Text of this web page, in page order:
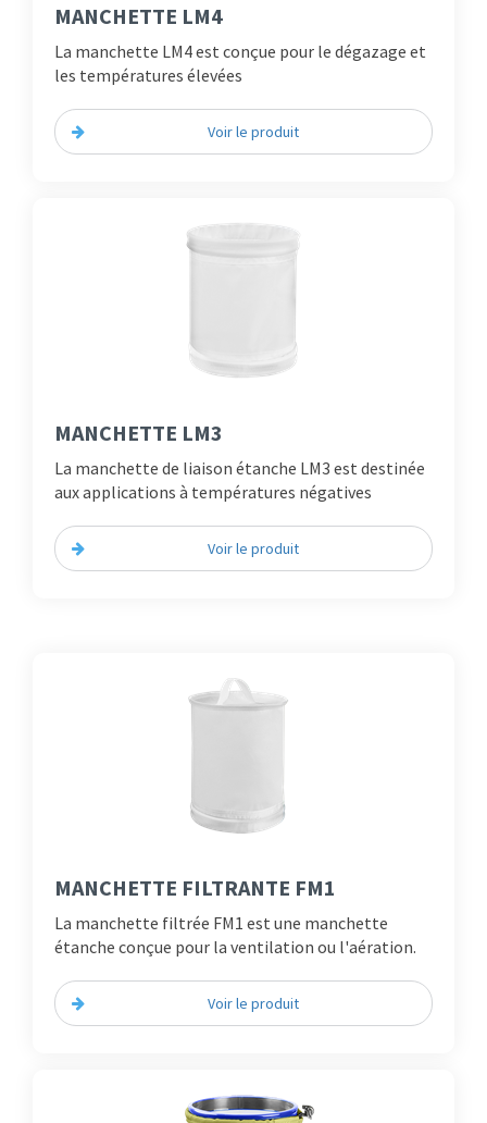
MANCHETTE LM4
La manchette LM4 est conçue pour le dégazage et
les températures élevées
Voir le produit
MANCHETTE LM3
La manchette de liaison étanche LM3 est destinée
aux applications à températures négatives
Voir le produit
MANCHETTE FILTRANTE FM1
La manchette filtrée FM1 est une manchette
étanche conçue pour la ventilation ou l'aération.
Voir le produit